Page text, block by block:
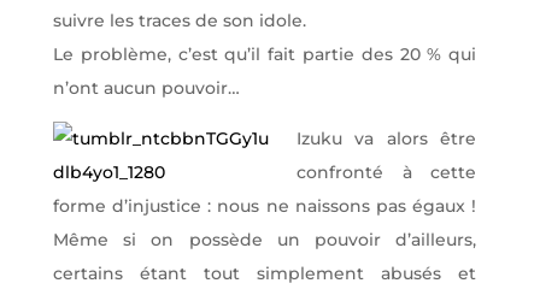
suivre les traces de son idole.
Le problème, c’est qu’il fait partie des 20 % qui
n’ont aucun pouvoir…
Izuku va alors être
confronté à cette
forme d’injustice : nous ne naissons pas égaux !
Même si on possède un pouvoir d’ailleurs,
certains étant tout simplement abusés et